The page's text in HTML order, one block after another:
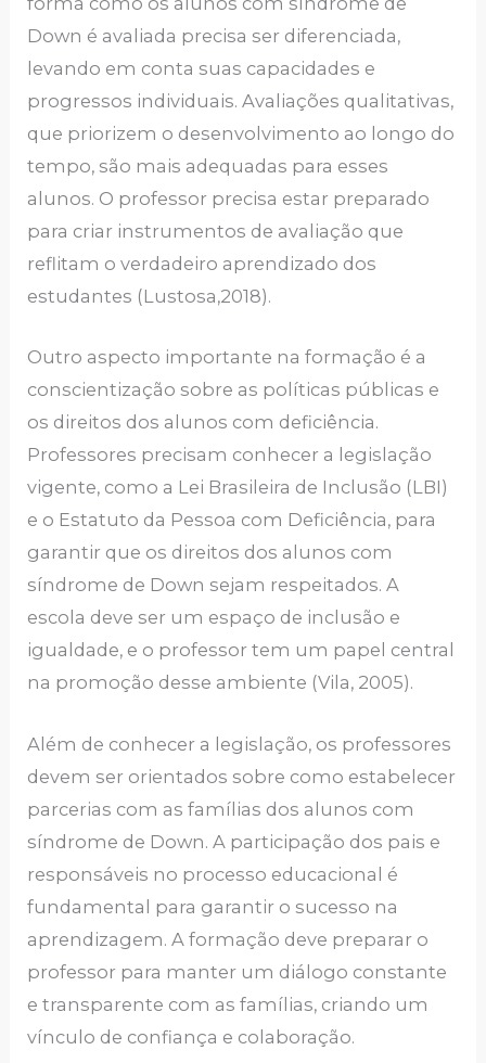
Down é avaliada precisa ser diferenciada,
levando em conta suas capacidades e
progressos individuais. Avaliações qualitativas,
que priorizem o desenvolvimento ao longo do
tempo, são mais adequadas para esses
alunos. O professor precisa estar preparado
para criar instrumentos de avaliação que
reflitam o verdadeiro aprendizado dos
estudantes (Lustosa,2018).
Outro aspecto importante na formação é a
conscientização sobre as políticas públicas e
os direitos dos alunos com deficiência.
Professores precisam conhecer a legislação
vigente, como a Lei Brasileira de Inclusão (LBI)
e o Estatuto da Pessoa com Deficiência, para
garantir que os direitos dos alunos com
síndrome de Down sejam respeitados. A
escola deve ser um espaço de inclusão e
igualdade, e o professor tem um papel central
na promoção desse ambiente (Vila, 2005).
Além de conhecer a legislação, os professores
devem ser orientados sobre como estabelecer
parcerias com as famílias dos alunos com
síndrome de Down. A participação dos pais e
responsáveis no processo educacional é
fundamental para garantir o sucesso na
aprendizagem. A formação deve preparar o
professor para manter um diálogo constante
e transparente com as famílias, criando um
vínculo de confiança e colaboração.